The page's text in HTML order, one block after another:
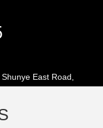
East Road,
de Foshan,